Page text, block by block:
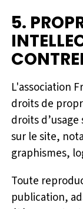
5.
L'association
droits de
droits
sur le site,
graphismes,
Toute
publication,